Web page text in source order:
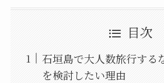
目次
石垣島で大人数旅行する
を検討したい理由